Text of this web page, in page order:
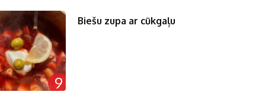
9
Biešu zupa ar cūkgaļu